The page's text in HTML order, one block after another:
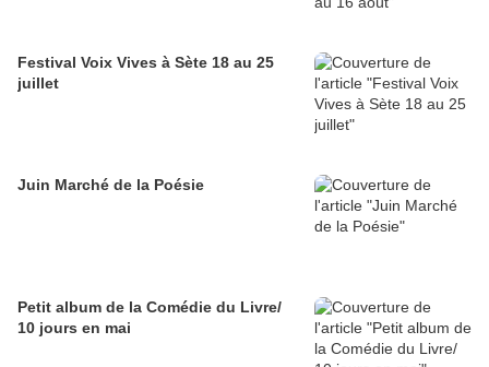
Festival Voix Vives à Sète 18 au 25
juillet
Juin Marché de la Poésie
Petit album de la Comédie du Livre/
10 jours en mai